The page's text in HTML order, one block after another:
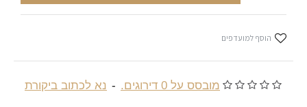
מובסס על 0 דירוגים. - נא לכתוב ביקורת
הוסף למועדפים